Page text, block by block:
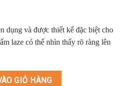
dụng và được thiết kế đặc biệt cho
laze có thể nhìn thấy rõ ràng lên
LASER số lượng
GIỎ HÀNG